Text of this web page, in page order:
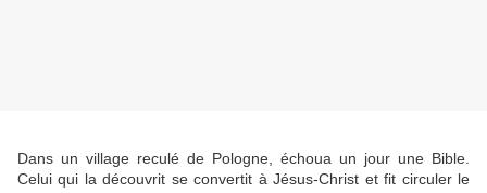
Dans un village reculé de Pologne, échoua un jour une Bible.
Celui qui la découvrit se convertit à Jésus-Christ et fit circuler le